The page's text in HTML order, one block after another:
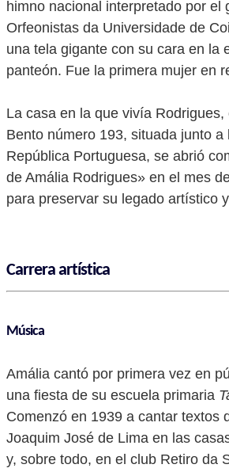
himno nacional interpretado por el
Orfeonistas da Universidade de
una tela gigante con su cara en la
panteón. Fue la primera mujer en
La casa en la que vivía Rodrigues,
Bento número 193, situada junto a
República Portuguesa, se abrió
de Amália Rodrigues» en el mes
para preservar su legado artístico
Carrera artística
Música
Amália cantó por primera vez en
una fiesta de su escuela primaria
Comenzó en 1939 a cantar textos
Joaquim José de Lima en las
y, sobre todo, en el club Retiro da